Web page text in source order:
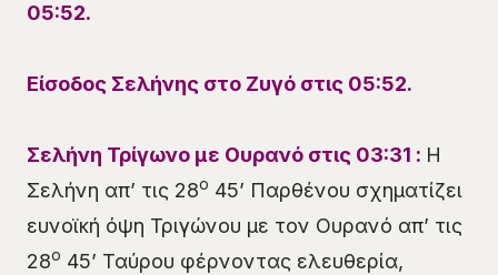
05:52.
Είσοδος Σελήνης στο Ζυγό στις 05:52.
Σελήνη Τρίγωνο με Ουρανό στις 03:31 : Η
Σελήνη απ’ τις 28ο 45’ Παρθένου σχηματίζει
ευνοϊκή όψη Τριγώνου με τον Ουρανό απ’ τις
28ο 45’ Ταύρου φέρνοντας ελευθερία,